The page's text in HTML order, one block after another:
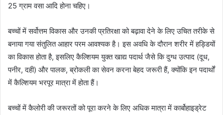
25 ग्राम वसा आदि होना चहिए।
बच्चों में सर्वोत्तम विकास और उनकी प्रतिरक्षा को बढ़ावा देने के लिए उचित तरीके से
बनाया गया संतुलित आहार परम आवश्यक है। इस अवधि के दौरान शरीर में हड्डियों
का विकास होता है, इसलिए कैल्शियम युक्त खाद्य पदार्थ जैसे कि दुग्ध उत्पाद (दूध,
पनीर, दही) और पालक, ब्रोकली का सेवन करना बेहद जरूरी हैं, क्योंकि इन पदार्थों
में कैल्शियम भरपूर मात्रा में होता हैं।
बच्चों में कैलोरी की जरूरतों को पूरा करने के लिए अधिक मात्रा में कार्बोहाइड्रेट